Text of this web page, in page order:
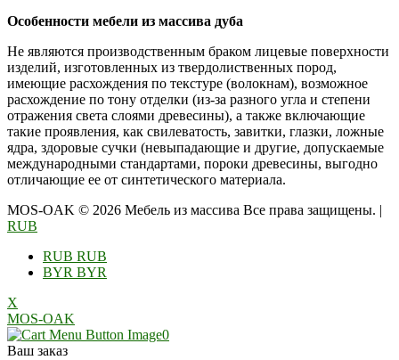
Особенности мебели из массива дуба
Не являются производственным браком лицевые поверхности
изделий, изготовленных из твердолиственных пород,
имеющие расхождения по текстуре (волокнам), возможное
расхождение по тону отделки (из-за разного угла и степени
отражения света слоями древесины), а также включающие
такие проявления, как свилеватость, завитки, глазки, ложные
ядра, здоровые сучки (невыпадающие и другие, допускаемые
международными стандартами, пороки древесины, выгодно
отличающие ее от синтетического материала.
MOS-OAK © 2026 Мебель из массива Все права защищены. |
RUB
RUB RUB
BYR BYR
X
MOS-OAK
0
Ваш заказ